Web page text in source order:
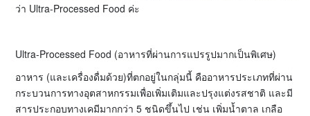
ว่า Ultra-Processed Food ค่ะ
Ultra-Processed Food (อาหารที่ผ่านการแปรรูปมากเป็นพิเศษ)
อาหาร (และเครื่องดื่มด้วย)ที่ตกอยู่ในกลุ่มนี้ คืออาหารประเภทที่ผ่าน
กระบวนการทางอุตสาหกรรมเพื่อเพิ่มเติมและปรุงแต่งรสชาติ และมี
สารประกอบทางเคมีมากกว่า 5 ชนิดขึ้นไป เช่น เพิ่มน้ำตาล เกลือ